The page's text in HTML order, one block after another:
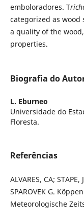
emboloradores. T
categorized as
a quality of the
properties.
Biografia do
L. Eburneo
Universidade do
Floresta.
Referências
ALVARES, CA; STAPE,
SPAROVEK G.
Meteorologische